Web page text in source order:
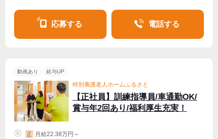
応募する 電話する
動画あり 給与UP
特別養護老人ホームふるさと
【正社員】訓練指導員/車通勤OK/
賞与年2回あり/福利厚生充実！
正 月給22.38万円～